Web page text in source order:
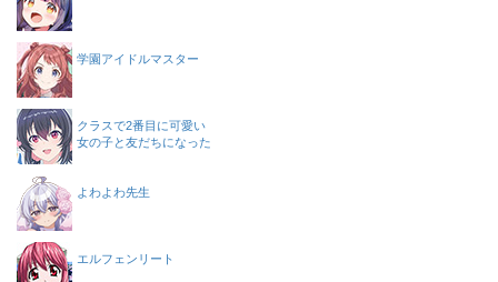
学園アイドルマスター
クラスで2番目に可愛い
女の子と友だちになった
よわよわ先生
エルフェンリート